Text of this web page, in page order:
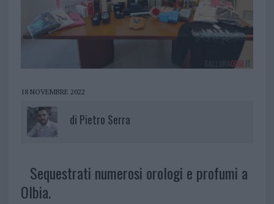
18 NOVEMBRE 2022
di Pietro Serra
Sequestrati numerosi orologi e profumi a
Olbia.